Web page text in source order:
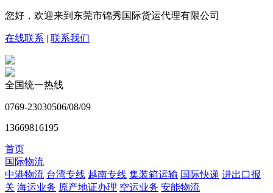
您好，欢迎来到东莞市锦秀国际货运代理有限公司
在线联系 | 联系我们
全国统一热线
0769-23030506/08/09
13669816195
首页
国际物流
中港物流 台湾专线 越南专线 集装箱运输 国际快递 进出口报
关 海运业务 原产地证办理 空运业务 安能物流